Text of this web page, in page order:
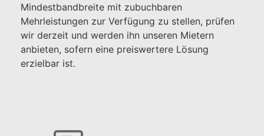
Mindestbandbreite mit zubuchbaren
Mehrleistungen zur Verfügung zu stellen, prüfen
wir derzeit und werden ihn unseren Mietern
anbieten, sofern eine preiswertere Lösung
erzielbar ist.